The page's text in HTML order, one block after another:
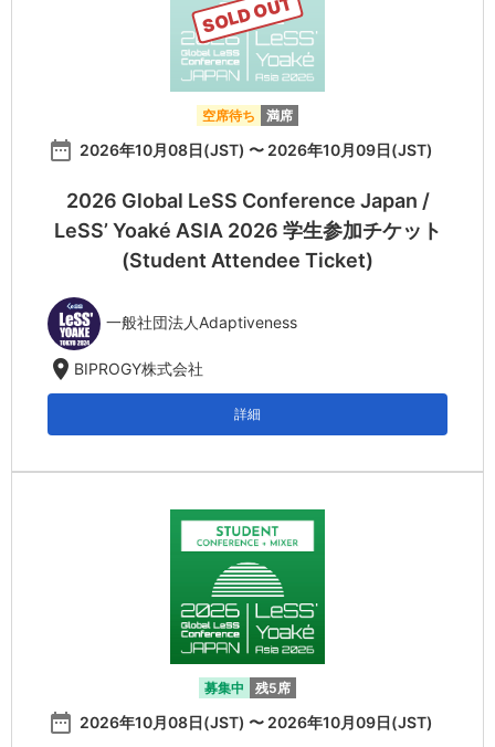
SOLD OUT
空席待ち 満席
date_range 2026年10月08日(JST) 〜 2026年10月09日(JST)
2026 Global LeSS Conference Japan /
LeSS’ Yoaké ASIA 2026 学生参加チケット
(Student Attendee Ticket)
一般社団法人Adaptiveness
location_on BIPROGY株式会社
詳細
募集中 残5席
date_range 2026年10月08日(JST) 〜 2026年10月09日(JST)